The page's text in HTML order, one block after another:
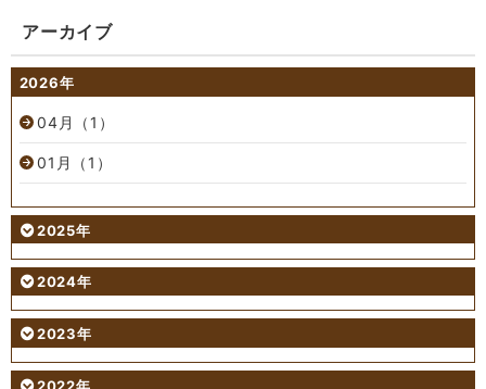
アーカイブ
2026年
04月（1）
01月（1）
2025年
2024年
2023年
2022年